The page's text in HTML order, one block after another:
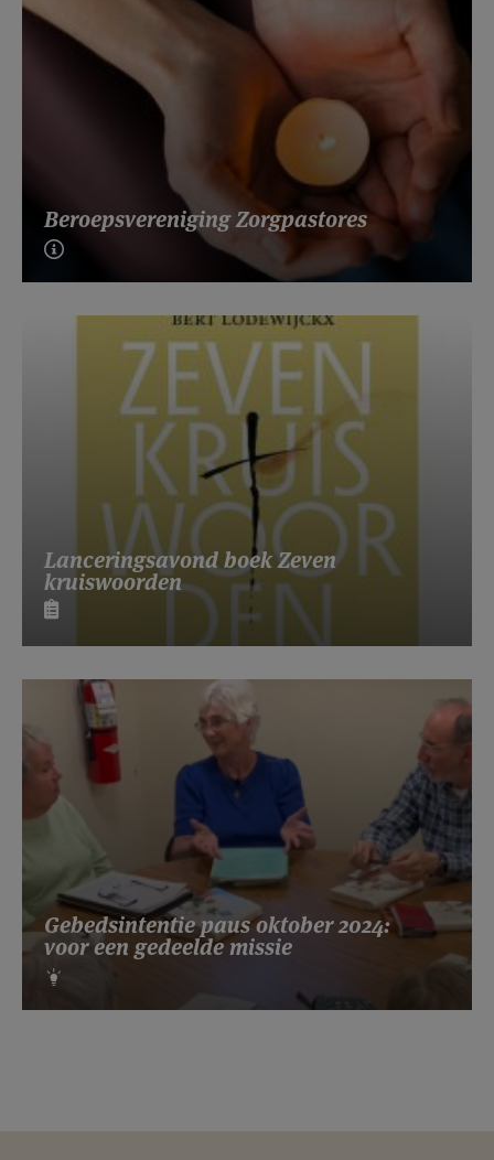
Beroepsvereniging Zorgpastores
Lanceringsavond boek Zeven
kruiswoorden
Gebedsintentie paus oktober 2024:
voor een gedeelde missie